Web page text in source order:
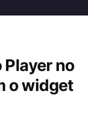
Player no
o widget